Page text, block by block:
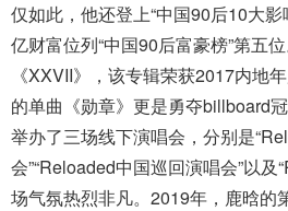
仅如此，他还登上“中国90后10大
亿财富位列“中国90后富豪榜”第五
《XXVII》，该专辑荣获2017内地
的单曲《勋章》更是勇夺billboard
举办了三场线下演唱会，分别是
会”“Reloaded中国巡回演唱会”以及
场气氛热烈非凡。2019年，鹿晗的